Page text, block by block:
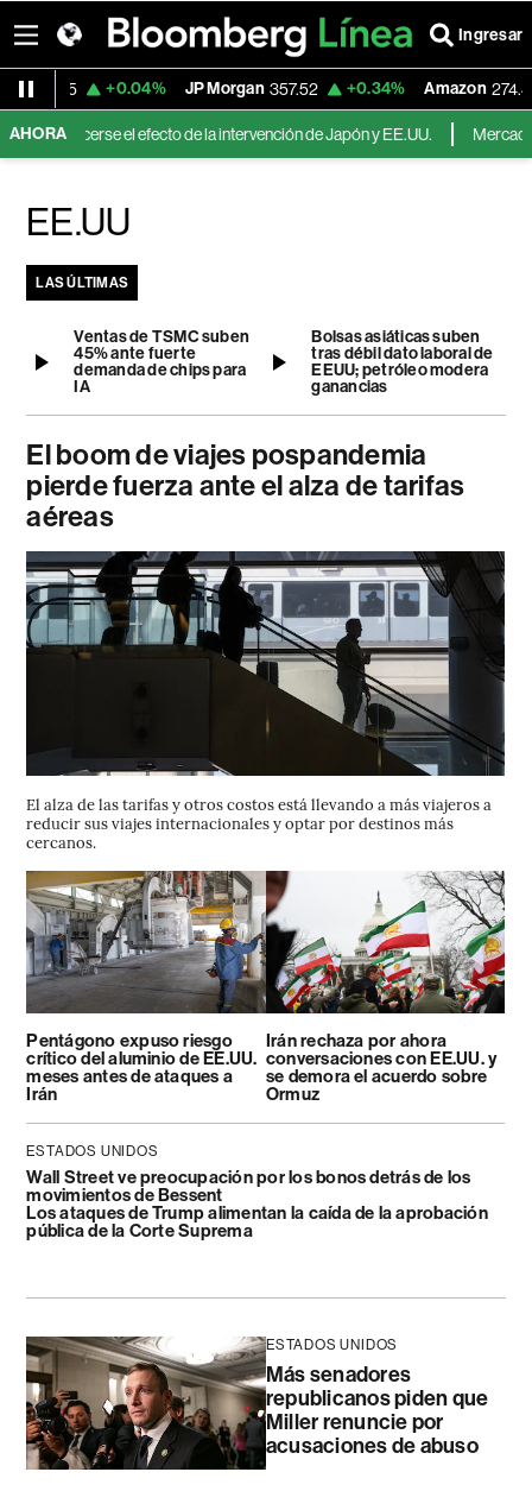
Ingresar
+0.04% JP Morgan 357.52 +0.34% Amazon 274.47
AHORA el efecto de la intervención de Japón y EE.UU.
EE.UU
LAS ÚLTIMAS
Ventas de TSMC suben
45% ante fuerte
demanda de chips para
IA
Bolsas asiáticas suben
tras débil dato laboral de
EEUU; petróleo modera
ganancias
El boom de viajes pospandemia
pierde fuerza ante el alza de tarifas
aéreas
El alza de las tarifas y otros costos está llevando a más viajeros a
reducir sus viajes internacionales y optar por destinos más
cercanos.
Pentágono expuso riesgo
crítico del aluminio de EE.UU.
meses antes de ataques a
Irán
Irán rechaza por ahora
conversaciones con EE.UU. y
se demora el acuerdo sobre
Ormuz
ESTADOS UNIDOS
Wall Street ve preocupación por los bonos detrás de los
movimientos de Bessent
Los ataques de Trump alimentan la caída de la aprobación
pública de la Corte Suprema
ESTADOS UNIDOS
Más senadores
republicanos piden que
Miller renuncie por
acusaciones de abuso